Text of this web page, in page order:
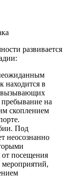
развивается
находится в
вызывающих
пребывание на
скоплением
Под
неосознанно
от посещения
мероприятий,